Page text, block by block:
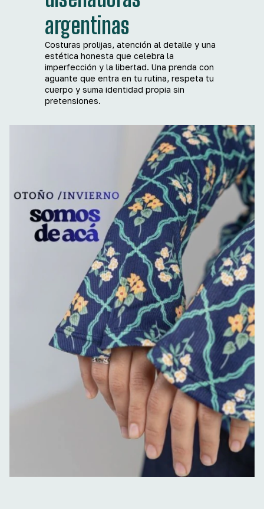
argentinas
Costuras prolijas, atención al detalle y una
estética honesta que celebra la
imperfección y la libertad. Una prenda con
aguante que entra en tu rutina, respeta tu
cuerpo y suma identidad propia sin
pretensiones.